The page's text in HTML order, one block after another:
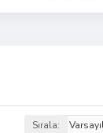
Sırala: